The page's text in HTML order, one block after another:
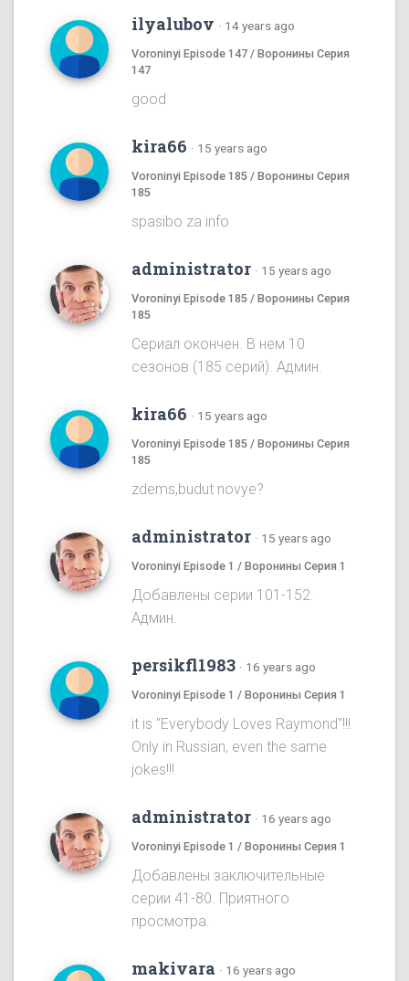
ilyalubov · 14 years ago
Voroninyi Episode 147 / Воронины Серия
147
good
kira66 · 15 years ago
Voroninyi Episode 185 / Воронины Серия
185
spasibo za info
administrator · 15 years ago
Voroninyi Episode 185 / Воронины Серия
185
Сериал окончен. В нем 10
сезонов (185 серий). Админ.
kira66 · 15 years ago
Voroninyi Episode 185 / Воронины Серия
185
zdems,budut novye?
administrator · 15 years ago
Voroninyi Episode 1 / Воронины Серия 1
Добавлены серии 101-152.
Админ.
persikfl1983 · 16 years ago
Voroninyi Episode 1 / Воронины Серия 1
it is "Everybody Loves Raymond"!!!
Only in Russian, even the same
jokes!!!
administrator · 16 years ago
Voroninyi Episode 1 / Воронины Серия 1
Добавлены заключительные
серии 41-80. Приятного
просмотра.
makivara · 16 years ago